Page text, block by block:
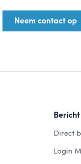
Neem contact op
Direct
Login